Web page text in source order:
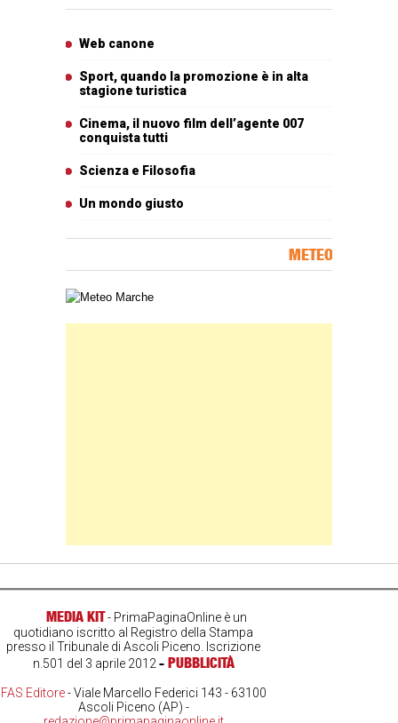
Web canone
Sport, quando la promozione è in alta
stagione turistica
Cinema, il nuovo film dell’agente 007
conquista tutti
Scienza e Filosofia
Un mondo giusto
METEO
Carta meteorologica delle Marche
MEDIA KIT- PrimaPaginaOnline è un
quotidiano iscritto al Registro della Stampa
presso il Tribunale di Ascoli Piceno. Iscrizione
n.501 del 3 aprile 2012- PUBBLICITÀ
FAS Editore- Viale Marcello Federici 143 - 63100
Ascoli Piceno (AP) -